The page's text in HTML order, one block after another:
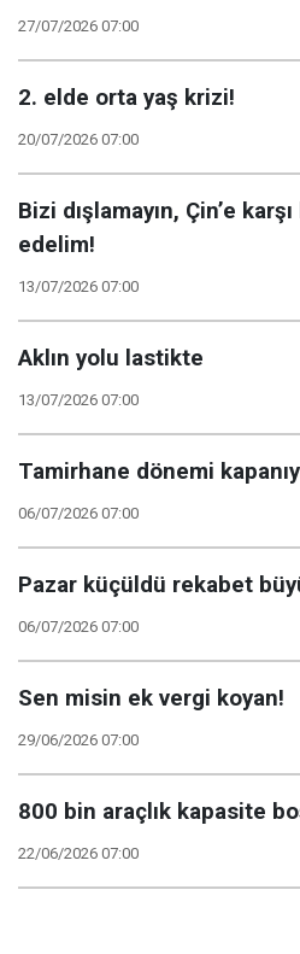
27/07/2026 07:00
2. elde orta yaş krizi!
20/07/2026 07:00
Bizi dışlamayın, Çin’e
edelim!
13/07/2026 07:00
Aklın yolu lastikte
13/07/2026 07:00
Tamirhane dönemi
06/07/2026 07:00
Pazar küçüldü rekabet
06/07/2026 07:00
Sen misin ek vergi koyan!
29/06/2026 07:00
800 bin araçlık kapasite
22/06/2026 07:00